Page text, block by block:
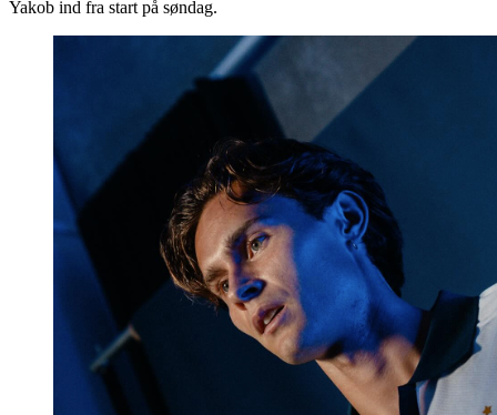
Yakob ind fra start på søndag.